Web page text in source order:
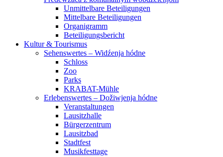
Unmittelbare Beteiligungen
Mittelbare Beteiligungen
Organigramm
Beteiligungsbericht
Kultur & Tourismus
Sehenswertes – Widźenja hódne
Schloss
Zoo
Parks
KRABAT-Mühle
Erlebenswertes – Dožiwjenja hódne
Veranstaltungen
Lausitzhalle
Bürgerzentrum
Lausitzbad
Stadtfest
Musikfesttage